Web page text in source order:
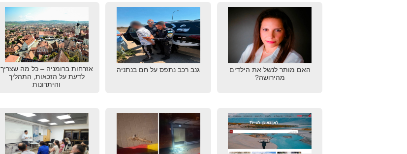
האם מותר לנשל את הילדים
מהירושה?
גנב רכב נתפס על חם בנתניה
אזרחות ברומניה – כל מה שצריך
לדעת על הזכאות, התהליך
והיתרונות